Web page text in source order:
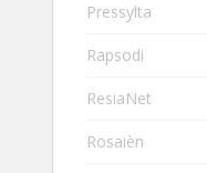
Pressylta
Rapsodi
ResiaNet
Rosaièn